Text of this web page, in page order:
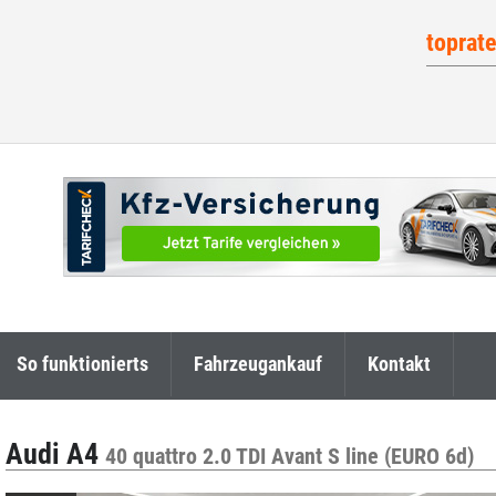
So funktionierts Fahrzeugankauf Kontakt
Audi A440 quattro 2.0 TDI Avant S line (EURO 6d)